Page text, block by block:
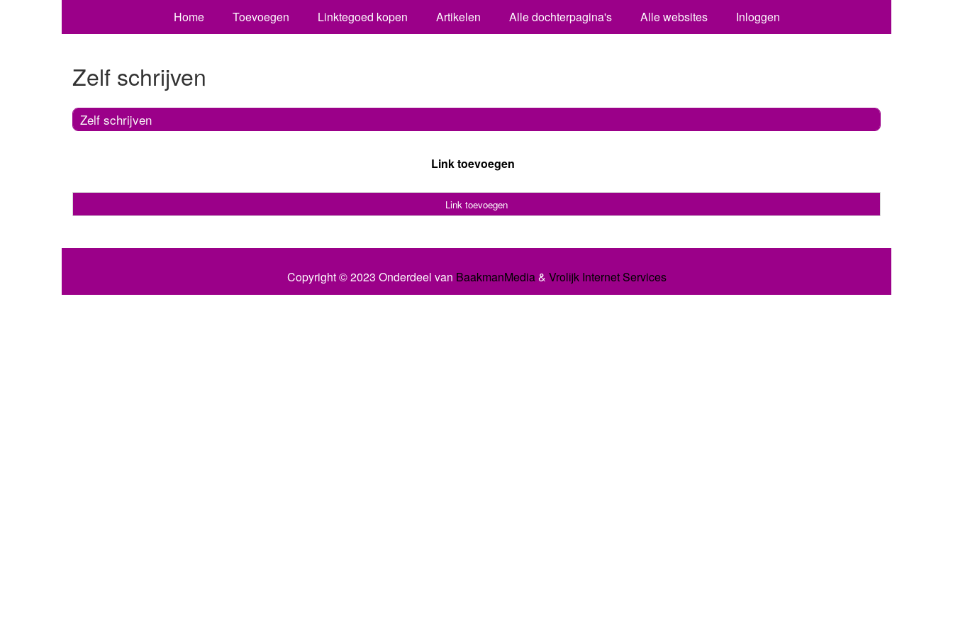
Home Toevoegen Linktegoed kopen Artikelen Alle dochterpagina's Alle websites Inloggen
Zelf schrijven
Zelf schrijven
Link toevoegen
Link toevoegen
Copyright © 2023 Onderdeel van BaakmanMedia& Vrolijk Internet Services